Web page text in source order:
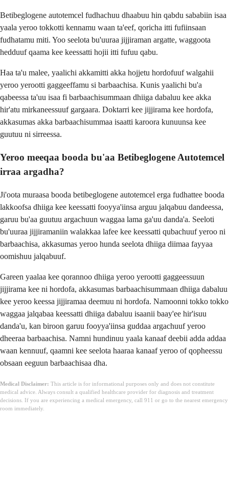
Betibeglogene autotemcel fudhachuu dhaabuu hin qabdu sababiin isaa
yaala yeroo tokkotti kennamu waan ta'eef, qoricha itti fufiinsaan
fudhatamu miti. Yoo seelota bu'uuraa jijjiraman argatte, waggoota
hedduuf qaama kee keessatti hojii itti fufuu qabu.
Haa ta'u malee, yaalichi akkamitti akka hojjetu hordofuuf walgahii
yeroo yerootti gaggeeffamu si barbaachisa. Kunis yaalichi bu'a
qabeessa ta'uu isaa fi barbaachisummaan dhiiga dabaluu kee akka
hir'atu mirkaneessuuf gargaara. Doktarri kee jijjirama kee hordofa,
akkasumas akka barbaachisummaa isaatti karoora kunuunsa kee
guutuu ni sirreessa.
Yeroo meeqaa booda bu'aa Betibeglogene Autotemcel
irraa argadha?
Ji'oota muraasa booda betibeglogene autotemcel erga fudhattee booda
lakkoofsa dhiiga kee keessatti fooyya'iinsa arguu jalqabuu dandeessa,
garuu bu'aa guutuu argachuun waggaa lama ga'uu danda'a. Seeloti
bu'uuraa jijjiramaniin walakkaa lafee kee keessatti qubachuuf yeroo ni
barbaachisa, akkasumas yeroo hunda seelota dhiiga diimaa fayyaa
oomishuu jalqabuuf.
Gareen yaalaa kee qorannoo dhiiga yeroo yerootti gaggeessuun
jijjirama kee ni hordofa, akkasumas barbaachisummaan dhiiga dabaluu
kee yeroo keessa jijjiramaa deemuu ni hordofa. Namoonni tokko tokko
waggaa jalqabaa keessatti dhiiga dabaluu isaanii baay'ee hir'isuu
danda'u, kan biroon garuu fooyya'iinsa guddaa argachuuf yeroo
dheeraa barbaachisa. Namni hundinuu yaala kanaaf deebii adda addaa
waan kennuuf, qaamni kee seelota haaraa kanaaf yeroo of qopheessu
obsaan eeguun barbaachisaa dha.
Medical Disclaimer: This article is for informational purposes only and does not constitute
medical advice. Always consult a qualified healthcare provider for diagnosis and treatment
decisions. If you are experiencing a medical emergency, call 911 or go to the nearest emergency
room immediately.